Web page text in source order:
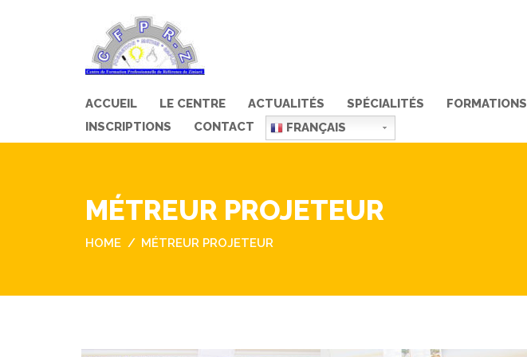
ACCUEIL LE CENTRE ACTUALITÉS SPÉCIALITÉS FORMATIONS
INSCRIPTIONS
CONTACT FRANÇAIS
MÉTREUR PROJETEUR
HOME MÉTREUR PROJETEUR